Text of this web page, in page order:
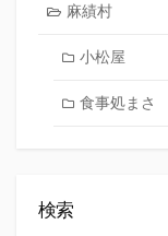
麻績村
小松屋
食事処まさ
検索